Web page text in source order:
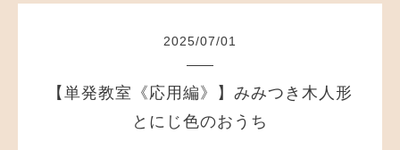
2025/07/01
【単発教室《応用編》】みみつき木人形
とにじ色のおうち